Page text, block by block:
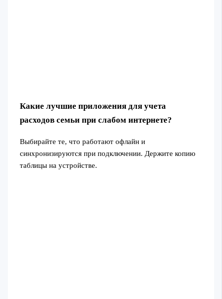
Какие лучшие приложения для учета
расходов семьи при слабом интернете?
Выбирайте те, что работают офлайн и
синхронизируются при подключении. Держите копию
таблицы на устройстве.